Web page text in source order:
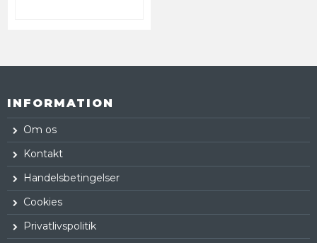
INFORMATION
Om os
Kontakt
Handelsbetingelser
Cookies
Privatlivspolitik